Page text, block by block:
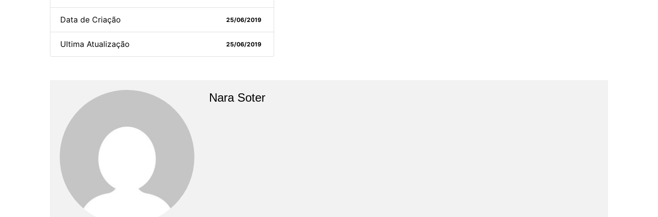
Data de Criação 25/06/2019
Ultima Atualização 25/06/2019
Nara Soter